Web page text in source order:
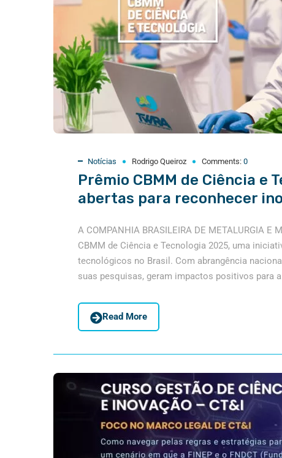
Notícias Rodrigo Queiroz Comments: 0
Prêmio CBMM de Ciência e
abertas para reconhecer
A COMPANHIA BRASILEIRA DE METALURGIA
CBMM de Ciência e Tecnologia 2025, uma
tecnológicos no Brasil. Com abrangência
suas pesquisas, geram impactos positivos para
Read More